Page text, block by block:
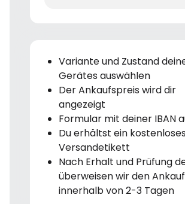
Variante und Zustand
Gerätes auswählen
Der Ankaufspreis wird dir
angezeigt
Formular mit deiner IBAN
Du erhältst ein kostenloses
Versandetikett
Nach Erhalt und Prüfung
überweisen wir den
innerhalb von 2-3 Tagen